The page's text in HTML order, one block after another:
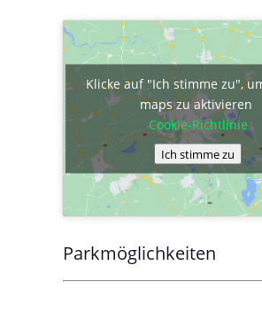
Klicke auf "Ich stimme zu",
maps zu aktivieren
Cookie-Richtlinie
Ich stimme zu
Parkmöglichkeiten